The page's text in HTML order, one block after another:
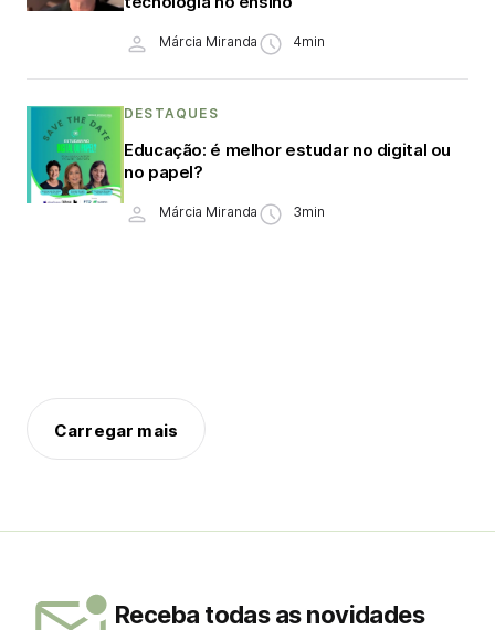
Márcia Miranda 4min
DESTAQUES
Educação: é melhor estudar no digital ou
no papel?
Márcia Miranda 3min
Carregar mais
Receba todas as novidades